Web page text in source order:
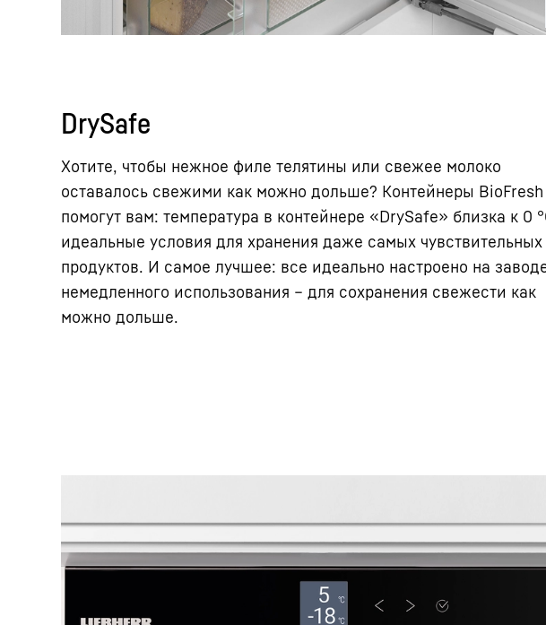
DrySafe
Хотите, чтобы нежное филе телятины или свежее молоко
оставалось свежими как можно дольше? Контейнеры BioFresh
помогут вам: температура в контейнере «DrySafe» близка к 0
идеальные условия для хранения даже самых чувствительных
продуктов. И самое лучшее: все идеально настроено на
немедленного использования – для сохранения свежести как
можно дольше.